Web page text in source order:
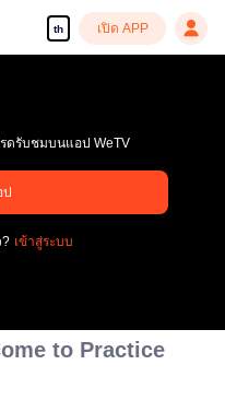
th เปิด APP
ดรับชมบนแอป WeTV
ป
? เข้าสู่ระบบ
to Practice